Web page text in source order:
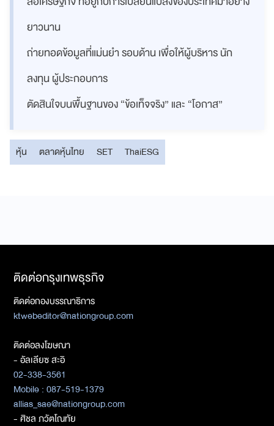
ยาวนาน
ถ่ายทอดข้อมูลที่แม่นยำ รอบด้าน เพื่อให้ผู้บริหาร นัก
ลงทุน ผู้ประกอบการ
ตัดสินใจบนพื้นฐานของ “ข้อเท็จจริง” และ “โอกาส”
หุ้น ตลาดหุ้นไทย SET ThaiESG
ติดต่อกรุงเทพธุรกิจ
ติดต่อกองบรรณาธิการ
ktwebeditor@nationgroup.com
ติดต่อลงโฆษณา
- อัลเลียซ สะอิ
02-338-3561
Mobile : 087-519-1379
allias_sae@nationgroup.com
- ศิชล ภวัตโณทัย